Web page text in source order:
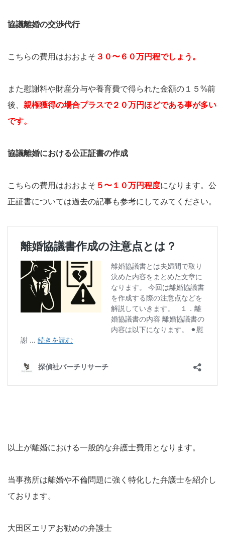
協議離婚の交渉代行
こちらの費用はおおよそ ３０〜６０万円程でしょう。
また慰謝料や財産分与や養育費で得られた金額の１５%前
後、 親権獲得の場合プラスで２０万円ほどである事が多い
です。
協議離婚における公正証書の作成
こちらの費用はおおよそ ５〜１０万円程度になります。公
正証書については過去の記事も参考にしてみてください。
以上が離婚における一般的な弁護士費用となります。
当事務所は離婚や不倫問題に強く特化した弁護士を紹介し
ております。
大田区エリアお勧めの弁護士